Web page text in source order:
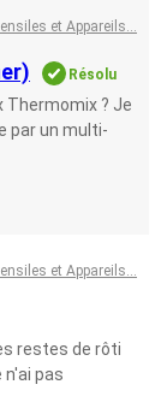
et Appareils...
Résolu
Thermomix ? Je
par un multi-
et Appareils...
restes de rôti
n'ai pas